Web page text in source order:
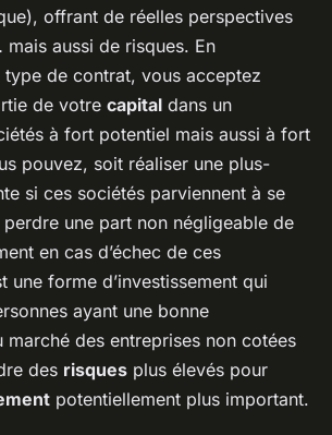
offrant de réelles perspectives
aussi de risques. En
type de contrat, vous acceptez
de votre capital dans un
à fort potentiel mais aussi à fort
pouvez, soit réaliser une plus-
si ces sociétés parviennent à se
une part non négligeable de
en cas d’échec de ces
une forme d’investissement qui
ayant une bonne
marché des entreprises non cotées
des risques plus élevés pour
potentiellement plus important.